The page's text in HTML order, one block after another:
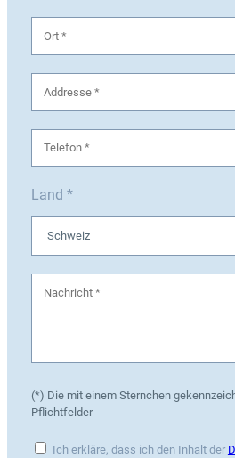
Land *
(*) Die mit einem Sternchen
Pflichtfelder
Ich erkläre, dass ich den Inhalt der